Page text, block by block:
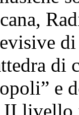
di
di
e